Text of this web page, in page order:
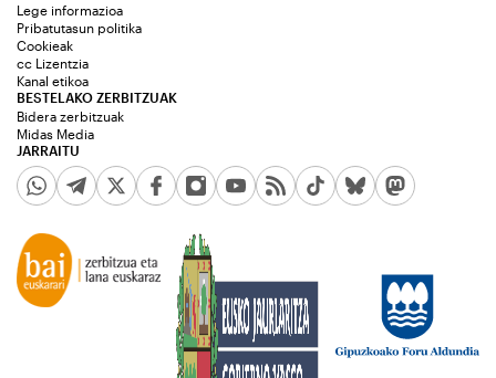
JARRAITU
Lege informazioa
Pribatutasun politika
Cookieak
cc Lizentzia
Kanal etikoa
BESTELAKO ZERBITZUAK
Bidera zerbitzuak
Midas Media